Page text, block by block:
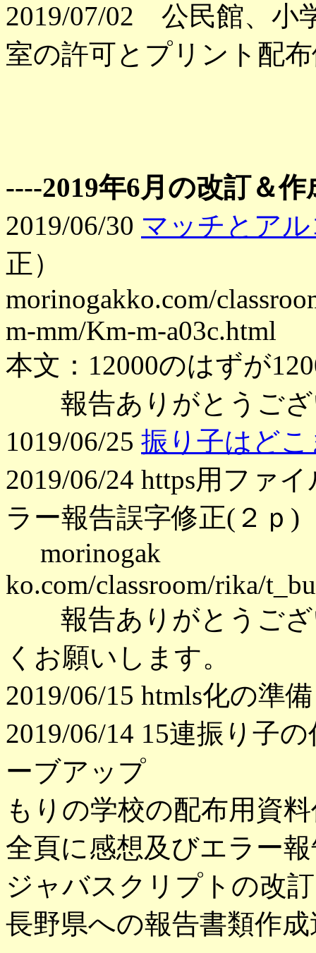
2019/07/02 公民館、小
室の許可とプリント配
----2019年6月の改訂＆
2019/06/30 マッチとア
正）
morinogakko.com/
m-mm/Km-m-a03c.html
本文：12000のはずが
報告ありがとうござ
1019/06/25 振り子はど
2019/06/24 https用ファ
ラー報告誤字修正(２ｐ)
morinogak
ko.com/classroom/rika/
報告ありがとうござ
くお願いします。
2019/06/15 htmls化の準
2019/06/14 15連振り子
ーブアップ
もりの学校の配布用資
全頁に感想及びエラー
ジャバスクリプトの改訂
長野県への報告書類作